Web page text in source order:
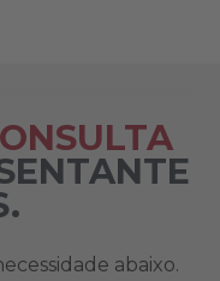
abaixo.